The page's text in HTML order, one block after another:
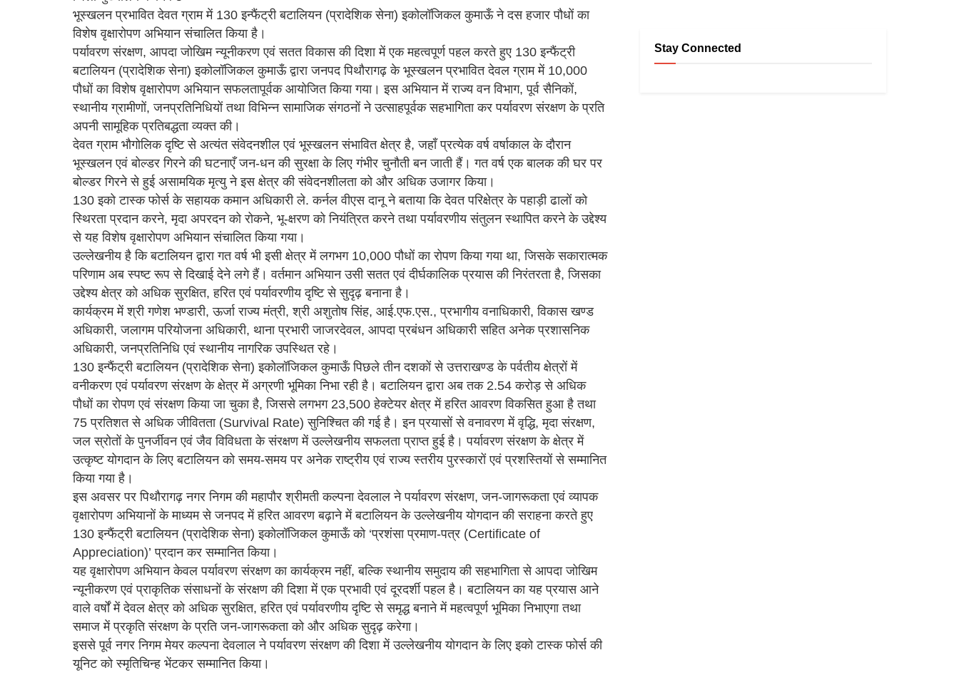
भूस्खलन प्रभावित देवत ग्राम में 130 इन्फैंट्री बटालियन (प्रादेशिक सेना) इकोलॉजिकल कुमाऊँ ने दस हजार पौधों का
विशेष वृक्षारोपण अभियान संचालित किया है।
पर्यावरण संरक्षण, आपदा जोखिम न्यूनीकरण एवं सतत विकास की दिशा में एक महत्वपूर्ण पहल करते हुए 130 इन्फैंट्री
बटालियन (प्रादेशिक सेना) इकोलॉजिकल कुमाऊँ द्वारा जनपद पिथौरागढ़ के भूस्खलन प्रभावित देवल ग्राम में 10,000
पौधों का विशेष वृक्षारोपण अभियान सफलतापूर्वक आयोजित किया गया। इस अभियान में राज्य वन विभाग, पूर्व सैनिकों,
स्थानीय ग्रामीणों, जनप्रतिनिधियों तथा विभिन्न सामाजिक संगठनों ने उत्साहपूर्वक सहभागिता कर पर्यावरण संरक्षण के प्रति
अपनी सामूहिक प्रतिबद्धता व्यक्त की।
देवत ग्राम भौगोलिक दृष्टि से अत्यंत संवेदनशील एवं भूस्खलन संभावित क्षेत्र है, जहाँ प्रत्येक वर्ष वर्षाकाल के दौरान
भूस्खलन एवं बोल्डर गिरने की घटनाएँ जन-धन की सुरक्षा के लिए गंभीर चुनौती बन जाती हैं। गत वर्ष एक बालक की घर पर
बोल्डर गिरने से हुई असामयिक मृत्यु ने इस क्षेत्र की संवेदनशीलता को और अधिक उजागर किया।
130 इको टास्क फोर्स के सहायक कमान अधिकारी ले. कर्नल वीएस दानू ने बताया कि देवत परिक्षेत्र के पहाड़ी ढालों को
स्थिरता प्रदान करने, मृदा अपरदन को रोकने, भू-क्षरण को नियंत्रित करने तथा पर्यावरणीय संतुलन स्थापित करने के उद्देश्य
से यह विशेष वृक्षारोपण अभियान संचालित किया गया।
उल्लेखनीय है कि बटालियन द्वारा गत वर्ष भी इसी क्षेत्र में लगभग 10,000 पौधों का रोपण किया गया था, जिसके सकारात्मक
परिणाम अब स्पष्ट रूप से दिखाई देने लगे हैं। वर्तमान अभियान उसी सतत एवं दीर्घकालिक प्रयास की निरंतरता है, जिसका
उद्देश्य क्षेत्र को अधिक सुरक्षित, हरित एवं पर्यावरणीय दृष्टि से सुदृढ़ बनाना है।
कार्यक्रम में श्री गणेश भण्डारी, ऊर्जा राज्य मंत्री, श्री अशुतोष सिंह, आई.एफ.एस., प्रभागीय वनाधिकारी, विकास खण्ड
अधिकारी, जलागम परियोजना अधिकारी, थाना प्रभारी जाजरदेवल, आपदा प्रबंधन अधिकारी सहित अनेक प्रशासनिक
अधिकारी, जनप्रतिनिधि एवं स्थानीय नागरिक उपस्थित रहे।
130 इन्फैंट्री बटालियन (प्रादेशिक सेना) इकोलॉजिकल कुमाऊँ पिछले तीन दशकों से उत्तराखण्ड के पर्वतीय क्षेत्रों में
वनीकरण एवं पर्यावरण संरक्षण के क्षेत्र में अग्रणी भूमिका निभा रही है। बटालियन द्वारा अब तक 2.54 करोड़ से अधिक
पौधों का रोपण एवं संरक्षण किया जा चुका है, जिससे लगभग 23,500 हेक्टेयर क्षेत्र में हरित आवरण विकसित हुआ है तथा
75 प्रतिशत से अधिक जीवितता (Survival Rate) सुनिश्चित की गई है। इन प्रयासों से वनावरण में वृद्धि, मृदा संरक्षण,
जल स्रोतों के पुनर्जीवन एवं जैव विविधता के संरक्षण में उल्लेखनीय सफलता प्राप्त हुई है। पर्यावरण संरक्षण के क्षेत्र में
उत्कृष्ट योगदान के लिए बटालियन को समय-समय पर अनेक राष्ट्रीय एवं राज्य स्तरीय पुरस्कारों एवं प्रशस्तियों से सम्मानित
किया गया है।
इस अवसर पर पिथौरागढ़ नगर निगम की महापौर श्रीमती कल्पना देवलाल ने पर्यावरण संरक्षण, जन-जागरूकता एवं व्यापक
वृक्षारोपण अभियानों के माध्यम से जनपद में हरित आवरण बढ़ाने में बटालियन के उल्लेखनीय योगदान की सराहना करते हुए
130 इन्फैंट्री बटालियन (प्रादेशिक सेना) इकोलॉजिकल कुमाऊँ को ‘प्रशंसा प्रमाण-पत्र (Certificate of
Appreciation)’ प्रदान कर सम्मानित किया।
यह वृक्षारोपण अभियान केवल पर्यावरण संरक्षण का कार्यक्रम नहीं, बल्कि स्थानीय समुदाय की सहभागिता से आपदा जोखिम
न्यूनीकरण एवं प्राकृतिक संसाधनों के संरक्षण की दिशा में एक प्रभावी एवं दूरदर्शी पहल है। बटालियन का यह प्रयास आने
वाले वर्षों में देवल क्षेत्र को अधिक सुरक्षित, हरित एवं पर्यावरणीय दृष्टि से समृद्ध बनाने में महत्वपूर्ण भूमिका निभाएगा तथा
समाज में प्रकृति संरक्षण के प्रति जन-जागरूकता को और अधिक सुदृढ़ करेगा।
इससे पूर्व नगर निगम मेयर कल्पना देवलाल ने पर्यावरण संरक्षण की दिशा में उल्लेखनीय योगदान के लिए इको टास्क फोर्स की
यूनिट को स्मृतिचिन्ह भेंटकर सम्मानित किया।
Stay Connected